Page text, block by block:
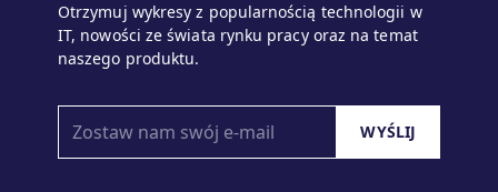
Otrzymuj wykresy z popularnością technologii w
IT, nowości ze świata rynku pracy oraz na temat
naszego produktu.